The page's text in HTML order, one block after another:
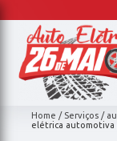
Home Serviços
elétrica automotiva